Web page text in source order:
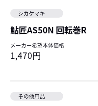
シカケマキ
鮎匠AS50N 回転巻R
メーカー希望本体価格
1,470円
その他用品